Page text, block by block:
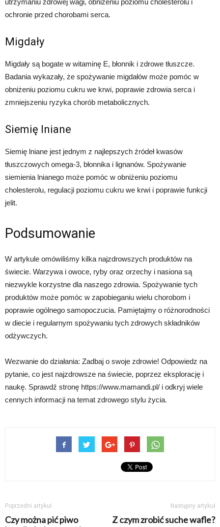
utrzymaniu zdrowej wagi, obniżeniu poziomu cholesterolu i
ochronie przed chorobami serca.
Migdały
Migdały są bogate w witaminę E, błonnik i zdrowe tłuszcze.
Badania wykazały, że spożywanie migdałów może pomóc w
obniżeniu poziomu cukru we krwi, poprawie zdrowia serca i
zmniejszeniu ryzyka chorób metabolicznych.
Siemię lniane
Siemię lniane jest jednym z najlepszych źródeł kwasów
tłuszczowych omega-3, błonnika i lignanów. Spożywanie
siemienia lnianego może pomóc w obniżeniu poziomu
cholesterolu, regulacji poziomu cukru we krwi i poprawie funkcji
jelit.
Podsumowanie
W artykule omówiliśmy kilka najzdrowszych produktów na
świecie. Warzywa i owoce, ryby oraz orzechy i nasiona są
niezwykle korzystne dla naszego zdrowia. Spożywanie tych
produktów może pomóc w zapobieganiu wielu chorobom i
poprawie ogólnego samopoczucia. Pamiętajmy o różnorodności
w diecie i regularnym spożywaniu tych zdrowych składników
odżywczych.
Wezwanie do działania: Zadbaj o swoje zdrowie! Odpowiedz na
pytanie, co jest najzdrowsze na świecie, poprzez eksplorację i
naukę. Sprawdź stronę https://www.mamandi.pl/ i odkryj wiele
cennych informacji na temat zdrowego stylu życia.
Poprzedni artykuł
Czy można pić piwo
Następny artykuł
Z czym zrobić suche wafle?